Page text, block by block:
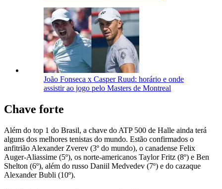
João Fonseca x Casper Ruud: horário e onde
assistir ao jogo pelo Masters de Montreal
Chave forte
Além do top 1 do Brasil, a chave do ATP 500 de Halle ainda terá
alguns dos melhores tenistas do mundo. Estão confirmados o
anfitrião Alexander Zverev (3º do mundo), o canadense Felix
Auger-Aliassime (5º), os norte-americanos Taylor Fritz (8º) e Ben
Shelton (6º), além do russo Daniil Medvedev (7º) e do cazaque
Alexander Bubli (10º).